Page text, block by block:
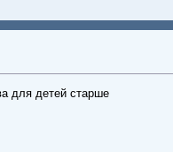
для детей старше